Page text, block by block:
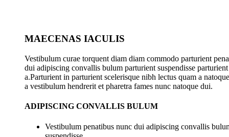
MAECENAS IACULIS
Vestibulum curae torquent diam diam commodo parturient
dui adipiscing convallis bulum parturient suspendisse parturient
a.Parturient in parturient scelerisque nibh lectus quam a
a vestibulum hendrerit et pharetra fames nunc natoque dui.
ADIPISCING CONVALLIS BULUM
Vestibulum penatibus nunc dui adipiscing convallis